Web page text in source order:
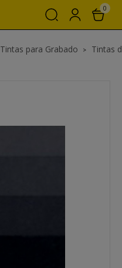
0
Tintas para Grabado Tintas